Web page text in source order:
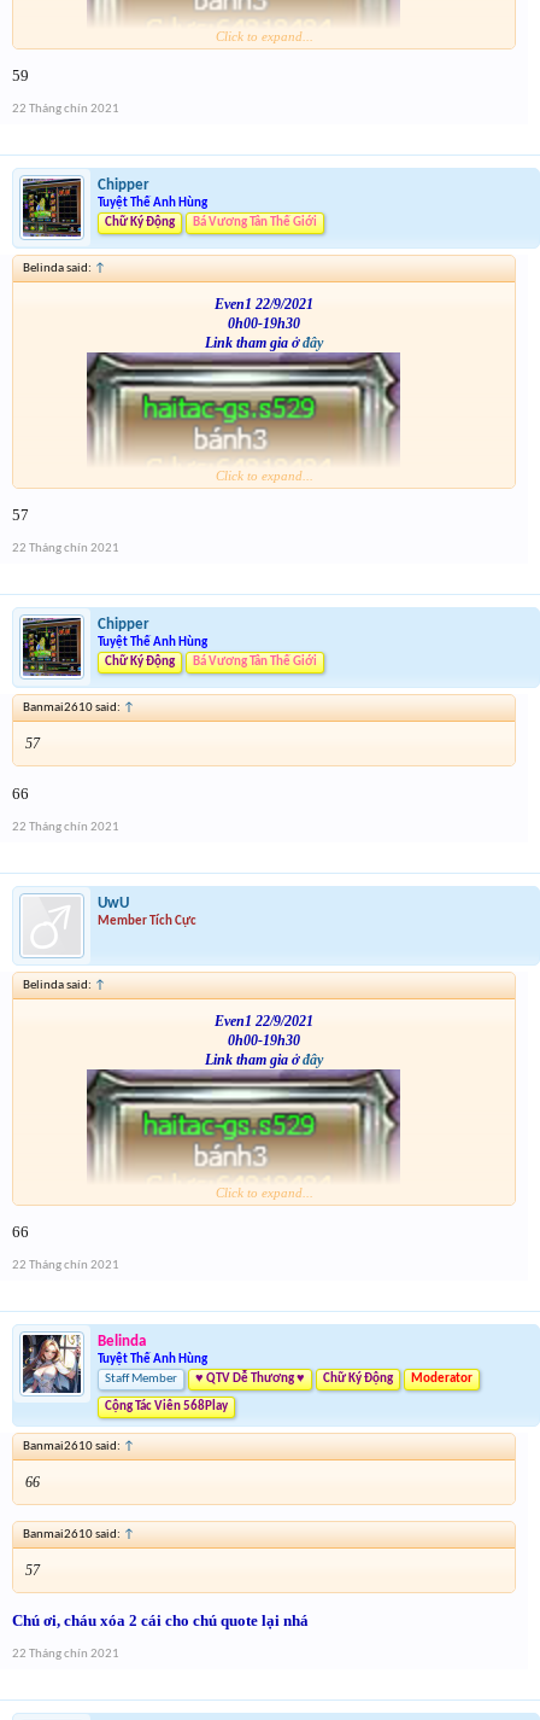
Click to expand...
59
22 Tháng chín 2021
Chipper
Tuyệt Thế Anh Hùng
Chữ Ký Động
Bá Vương Tân Thế Giới
Belinda said: ↑
Even1 22/9/2021
0h00-19h30
Link tham gia ở đây
Click to expand...
57
22 Tháng chín 2021
Chipper
Tuyệt Thế Anh Hùng
Chữ Ký Động
Bá Vương Tân Thế Giới
Banmai2610 said: ↑
57
66
22 Tháng chín 2021
UwU
Member Tích Cực
Belinda said: ↑
Even1 22/9/2021
0h00-19h30
Link tham gia ở đây
Click to expand...
66
22 Tháng chín 2021
Belinda
Tuyệt Thế Anh Hùng
Staff Member
♥ QTV Dễ Thương ♥ Chữ Ký Động Moderator
Cộng Tác Viên 568Play
Banmai2610 said: ↑
66
Banmai2610 said: ↑
57
Chú ơi, cháu xóa 2 cái cho chú quote lại nhá
22 Tháng chín 2021